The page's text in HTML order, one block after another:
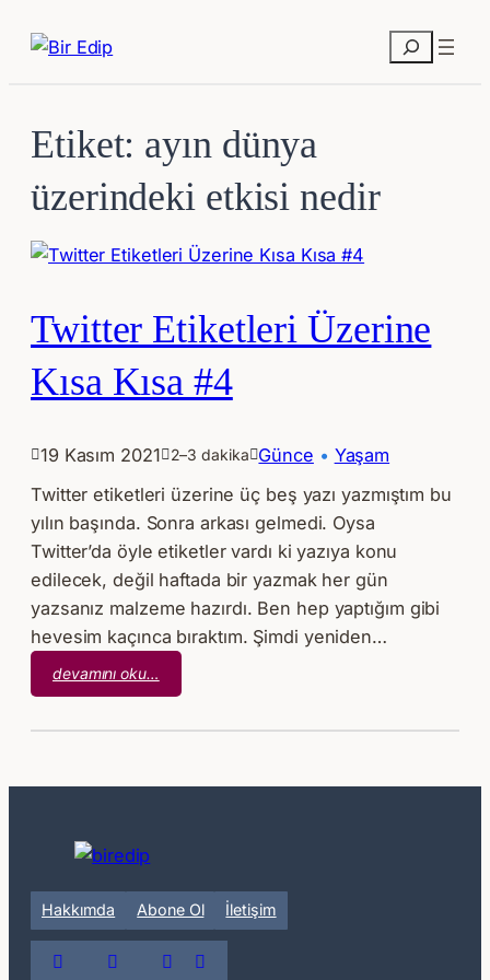
geç Ara
Etiket: ayın dünya
üzerindeki etkisi nedir
Twitter Etiketleri Üzerine
Kısa Kısa #4
19 Kasım 2021 2–3 dakika Günce • Yaşam
Twitter etiketleri üzerine üç beş yazı yazmıştım bu
yılın başında. Sonra arkası gelmedi. Oysa
Twitter’da öyle etiketler vardı ki yazıya konu
edilecek, değil haftada bir yazmak her gün
yazsanız malzeme hazırdı. Ben hep yaptığım gibi
hevesim kaçınca bıraktım. Şimdi yeniden…
devamını oku…
Twitter
Kısa
Hakkımda Abone Ol İletişim